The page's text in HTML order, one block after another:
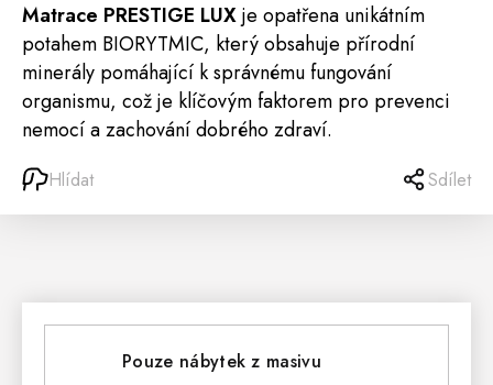
Matrace PRESTIGE LUXje opatřena unikátním
potahem BIORYTMIC, který obsahuje přírodní
minerály pomáhající k správnému fungování
organismu, což je klíčovým faktorem pro prevenci
nemocí a zachování dobrého zdraví.
Hlídat Sdílet
Pouze nábytek z masivu